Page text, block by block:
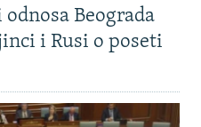
Beograda
i Rusi o poseti